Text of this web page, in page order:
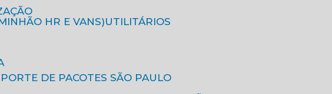
HR E VANS)
UTILITÁRIOS
DE PACOTES SÃO PAULO